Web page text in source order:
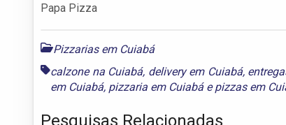
Papa Pizza
Pizzarias em Cuiabá
calzone na Cuiabá, delivery em Cuiabá,
em Cuiabá, pizzaria em Cuiabáepizzas em
Pesquisas Relacionadas